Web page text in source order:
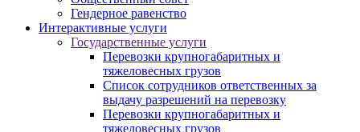
Гендерное равенство
Интерактивные услуги
Государственные услуги
Перевозки крупногабаритных и
тяжеловесных грузов
Список сотрудников ответственных за
выдачу разрешений на перевозку
Перевозки крупногабаритных и
тяжеловесных грузов